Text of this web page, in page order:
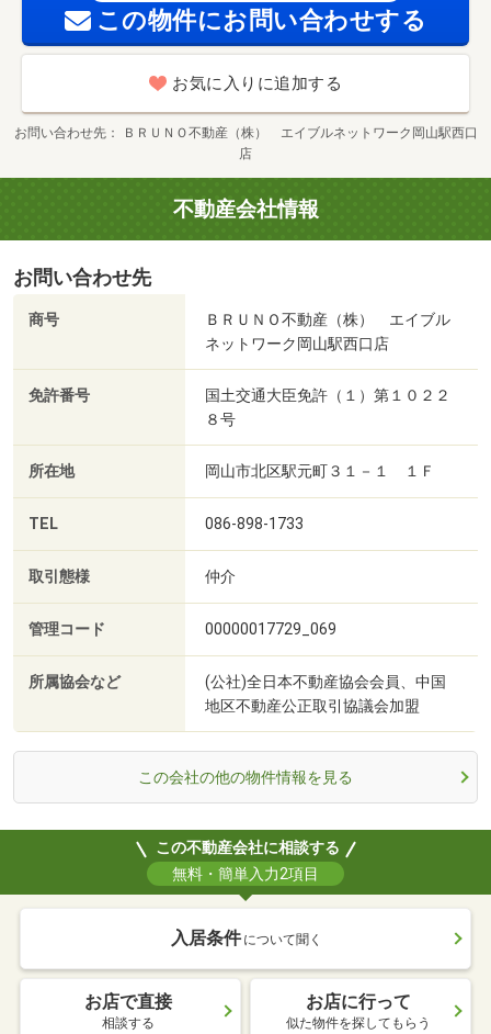
この物件にお問い合わせする
お気に入りに追加する
お問い合わせ先
ＢＲＵＮＯ不動産（株） エイブルネットワーク岡山駅西口
店
不動産会社情報
お問い合わせ先
商号
ＢＲＵＮＯ不動産（株） エイブル
ネットワーク岡山駅西口店
免許番号
国土交通大臣免許（１）第１０２２
８号
所在地 岡山市北区駅元町３１－１ １Ｆ
TEL 086-898-1733
取引態様 仲介
管理コード 00000017729_069
所属協会など
(公社)全日本不動産協会会員、中国
地区不動産公正取引協議会加盟
この会社の他の物件情報を見る
この不動産会社に相談する
無料・簡単入力2項目
入居条件 について聞く
お店で直接
相談する
お店に行って
似た物件を探してもらう